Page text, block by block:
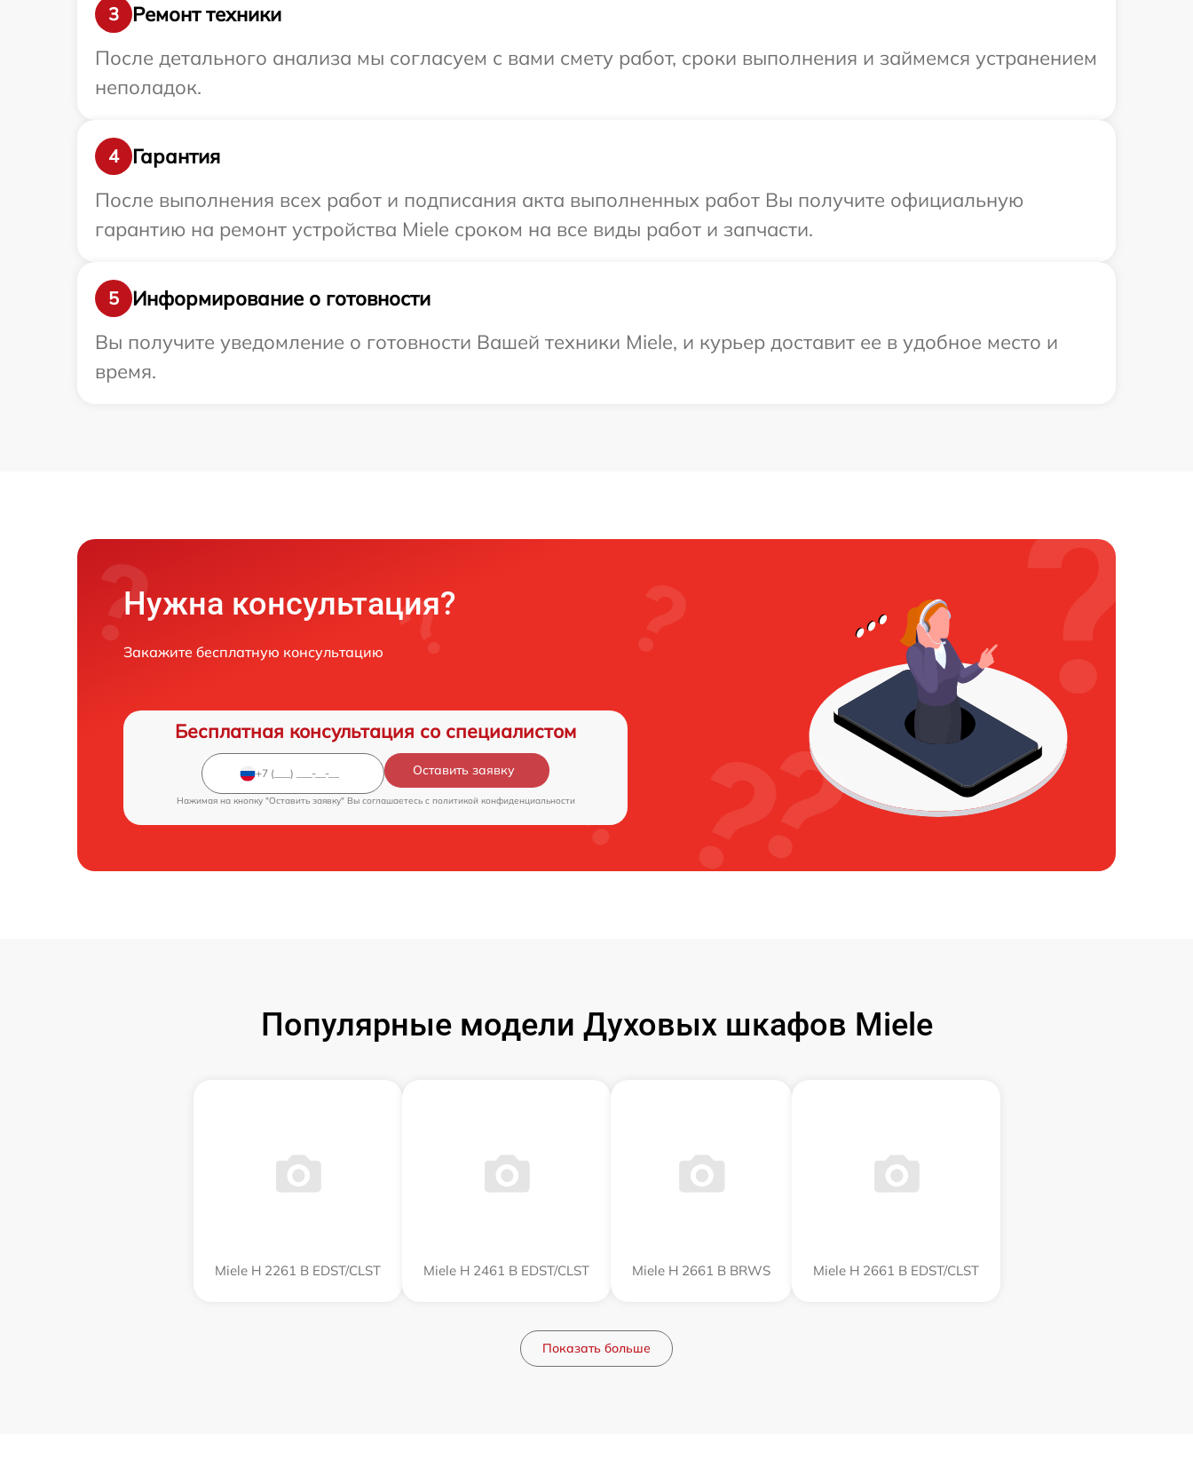
3
Ремонт техники
После детального анализа мы согласуем с вами смету работ, сроки выполнения и займемся устранением
неполадок.
4
Гарантия
После выполнения всех работ и подписания акта выполненных работ Вы получите официальную
гарантию на ремонт устройства Miele сроком на все виды работ и запчасти.
5
Информирование о готовности
Вы получите уведомление о готовности Вашей техники Miele, и курьер доставит ее в удобное место и
время.
Нужна консультация?
Закажите бесплатную консультацию
Бесплатная консультация со специалистом
Оставить заявку
Нажимая на кнопку "Оставить заявку" Вы соглашаетесь c политикой конфиденциальности
Популярные модели Духовых шкафов Miele
Miele H 2261 B EDST/CLST Miele H 2461 B EDST/CLST Miele H 2661 B BRWS Miele H 2661 B EDST/CLST
Показать больше